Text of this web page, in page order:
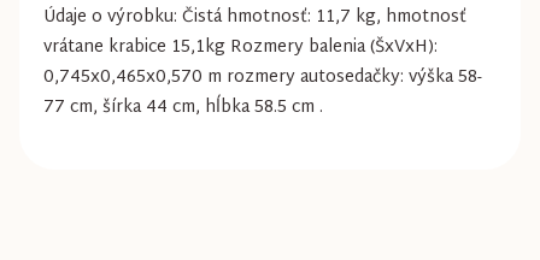
Údaje o výrobku: Čistá hmotnosť: 11,7 kg, hmotnosť
vrátane krabice 15,1kg Rozmery balenia (ŠxVxH):
0,745x0,465x0,570 m rozmery autosedačky: výška 58-
77 cm, šírka 44 cm, hĺbka 58.5 cm .